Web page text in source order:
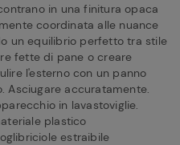
in una finitura opaca
coordinata alle nuance
un equilibrio perfetto tra stile
fette di pane o creare
l'esterno con un panno
Asciugare accuratamente.
in lavastoviglie.
plastico
estraibile